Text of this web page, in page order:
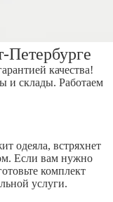
Петербурге
качества!
и склады. Работаем
одеяла, встряхнет
Если вам нужно
комплект
услуги.